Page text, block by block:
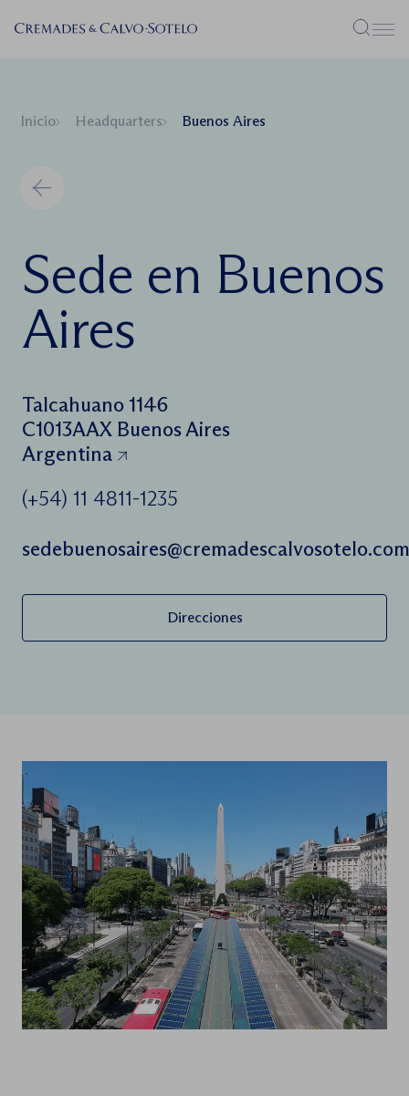
Menú
Inicio Headquarters Buenos Aires
Sede en Buenos
Aires
Talcahuano 1146
C1013AAX Buenos Aires
Argentina
(+54) 11 4811-1235
sedebuenosaires@cremadescalvosotelo.com
Direcciones